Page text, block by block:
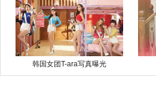
韩国女团T-ara写真曝光